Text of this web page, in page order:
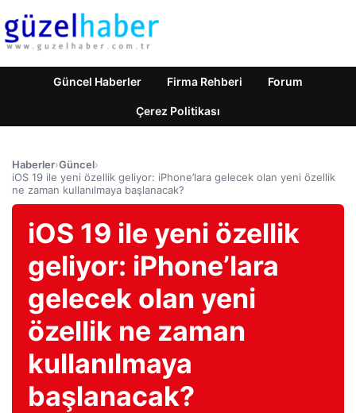
Güncel Haberler Firma Rehberi Forum
Çerez Politikası
Haberler›Güncel›
iOS 19 ile yeni özellik geliyor: iPhone’lara gelecek olan yeni özellik
ne zaman kullanılmaya başlanacak?
iOS 19 ile yeni özellik
geliyor: iPhone’lara
gelecek olan yeni
özellik ne zaman
kullanılmaya
başlanacak?